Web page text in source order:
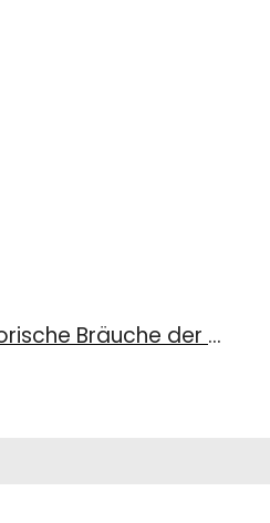
Bayerische Geschichte(n), 24/2018: Historische Bräuche der Bayern